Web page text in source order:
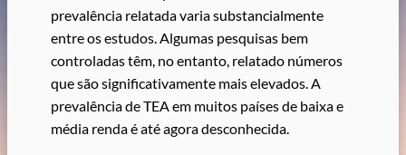
prevalência relatada varia substancialmente
entre os estudos. Algumas pesquisas bem
controladas têm, no entanto, relatado números
que são significativamente mais elevados. A
prevalência de TEA em muitos países de baixa e
média renda é até agora desconhecida.